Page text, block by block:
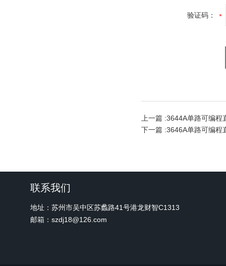
验证码：
上一篇 :3644A单路可编程
下一篇 :3646A单路可编程
联系我们
地址：苏州市吴中区苏蠡路41号港龙财智C1313
邮箱：szdj18@126.com